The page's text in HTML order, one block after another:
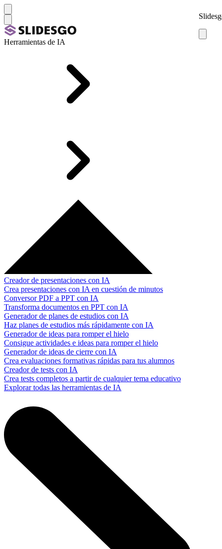
Herramientas de IA
Creador de presentaciones con IA
Crea presentaciones con IA en cuestión de minutos
Conversor PDF a PPT con IA
Transforma documentos en PPT con IA
Generador de planes de estudios con IA
Haz planes de estudios más rápidamente con IA
Generador de ideas para romper el hielo
Consigue actividades e ideas para romper el hielo
Generador de ideas de cierre con IA
Crea evaluaciones formativas rápidas para tus alumnos
Creador de tests con IA
Crea tests completos a partir de cualquier tema educativo
Explorar todas las herramientas de IA